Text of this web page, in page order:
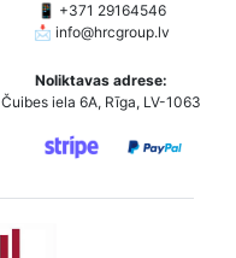
📱 +371 29164546
📩 info@hrcgroup.lv
Noliktavas adrese:
Čuibes iela 6A, Rīga, LV-1063